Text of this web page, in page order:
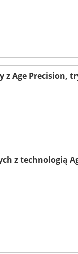
z Age Precision,
z technologią